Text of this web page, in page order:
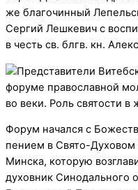
же благочинный
Сергий Лешкевич с
в честь св. блгв. кн.
Форум начался с
пением в Свято-
Минска, которую
духовник Синодального